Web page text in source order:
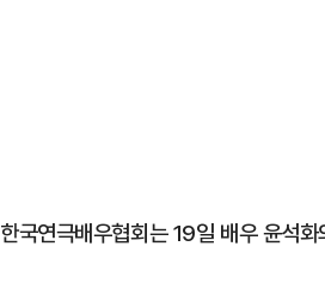
한국연극배우협회는 19일 배우 윤석